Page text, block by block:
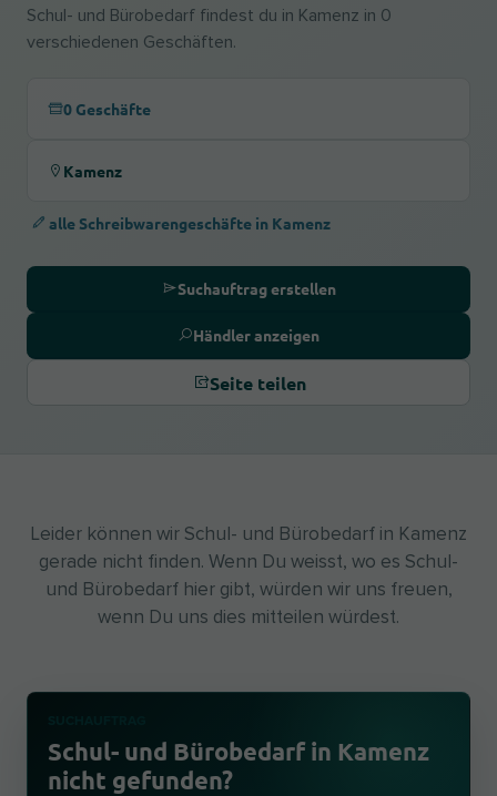
Schul- und Bürobedarf findest du in Kamenz in 0
verschiedenen Geschäften.
0 Geschäfte
Kamenz
alle Schreibwarengeschäfte in Kamenz
Suchauftrag erstellen
Händler anzeigen
Seite teilen
Leider können wir Schul- und Bürobedarf in Kamenz
gerade nicht finden. Wenn Du weisst, wo es Schul-
und Bürobedarf hier gibt, würden wir uns freuen,
wenn Du uns dies mitteilen würdest.
Schul- und Bürobedarf in Kamenz
nicht gefunden?